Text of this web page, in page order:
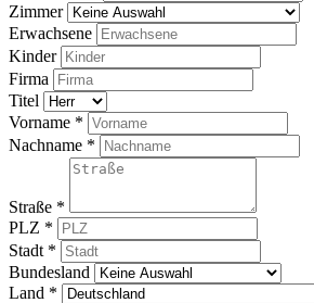
Zimmer
Erwachsene
Kinder
Firma
Titel
Vorname *
Nachname *
Straße *
PLZ *
Stadt *
Bundesland
Land *